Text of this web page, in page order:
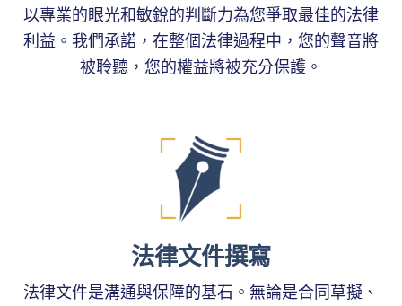
以專業的眼光和敏銳的判斷力為您爭取最佳的法律
利益。我們承諾，在整個法律過程中，您的聲音將
被聆聽，您的權益將被充分保護。
法律文件撰寫
法律文件是溝通與保障的基石。無論是合同草擬、